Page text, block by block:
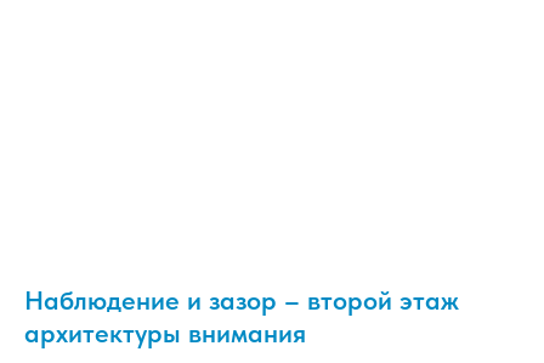
Наблюдение и зазор – второй этаж
архитектуры внимания